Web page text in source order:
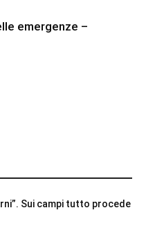
emergenze –
Sui campi tutto procede